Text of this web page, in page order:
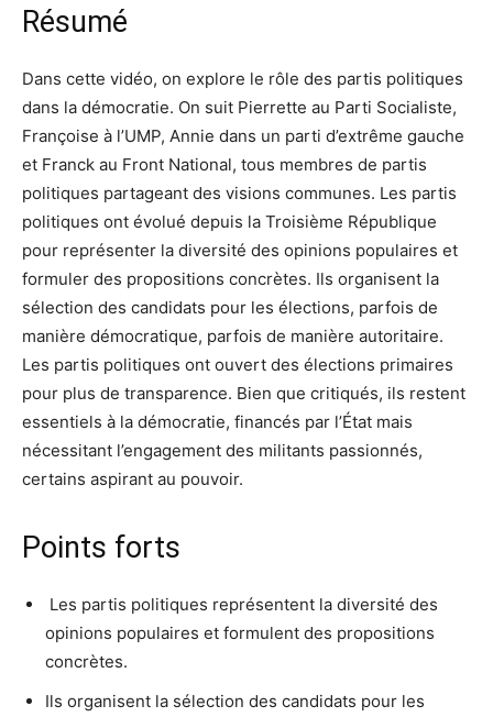
Résumé
Dans cette vidéo, on explore le rôle des partis politiques
dans la démocratie. On suit Pierrette au Parti Socialiste,
Françoise à l’UMP, Annie dans un parti d’extrême gauche
et Franck au Front National, tous membres de partis
politiques partageant des visions communes. Les partis
politiques ont évolué depuis la Troisième République
pour représenter la diversité des opinions populaires et
formuler des propositions concrètes. Ils organisent la
sélection des candidats pour les élections, parfois de
manière démocratique, parfois de manière autoritaire.
Les partis politiques ont ouvert des élections primaires
pour plus de transparence. Bien que critiqués, ils restent
essentiels à la démocratie, financés par l’État mais
nécessitant l’engagement des militants passionnés,
certains aspirant au pouvoir.
Points forts
️ Les partis politiques représentent la diversité des
opinions populaires et formulent des propositions
concrètes.
Ils organisent la sélection des candidats pour les